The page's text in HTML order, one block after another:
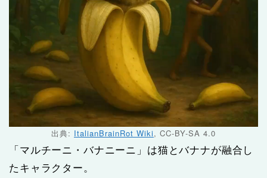
出典: ItalianBrainRot Wiki, CC-BY-SA 4.0
「マルチーニ・バナニーニ」は猫とバナナが融合し
たキャラクター。